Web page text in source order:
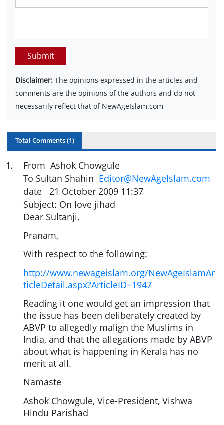
Submit
Disclaimer: The opinions expressed in the articles and
comments are the opinions of the authors and do not
necessarily reflect that of NewAgeIslam.com
Total Comments (1)
1.
From Ashok Chowgule
To Sultan Shahin Editor@NewAgeIslam.com
date 21 October 2009 11:37
Subject: On love jihad
Dear Sultanji,
Pranam,
With respect to the following:
http://www.newageislam.org/NewAgeIslamAr
ticleDetail.aspx?ArticleID=1947
Reading it one would get an impression that
the issue has been deliberately created by
ABVP to allegedly malign the Muslims in
India, and that the allegations made by ABVP
about what is happening in Kerala has no
merit at all.
Namaste
Ashok Chowgule, Vice-President, Vishwa
Hindu Parishad